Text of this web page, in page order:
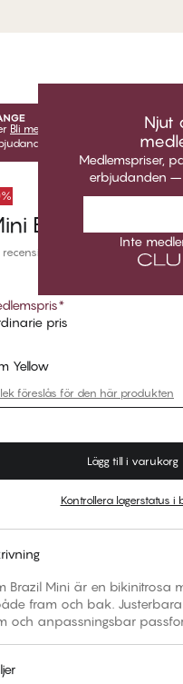
Njut
Medlemspriser,
erbjudanden
Inte
Bli medlem
gratis för att låsa upp
Klubbpriser är endast
Brazilian
*
pris
Yellow
föreslås för den här produkten
Lägg till i varukorg
Kontrollera lagerstatus i
Brazil Mini är en bikinitrosa
fram och bak.
och anpassningsbar